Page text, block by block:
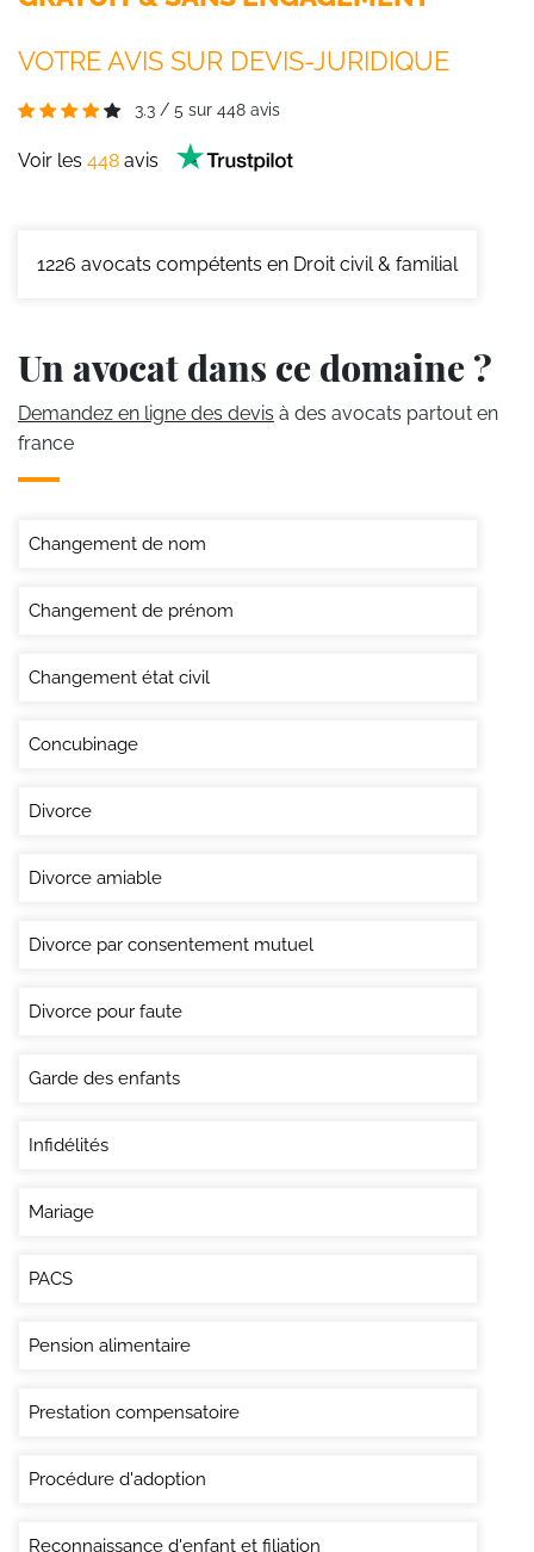
VOTRE AVIS SUR DEVIS-JURIDIQUE
3.3 / 5 sur 448 avis
Voir les 448 avis
1226 avocats compétents en Droit civil & familial
Un avocat dans ce domaine ?
Demandez en ligne des devis à des avocats partout en
france
Changement de nom
Changement de prénom
Changement état civil
Concubinage
Divorce
Divorce amiable
Divorce par consentement mutuel
Divorce pour faute
Garde des enfants
Infidélités
Mariage
PACS
Pension alimentaire
Prestation compensatoire
Procédure d'adoption
Reconnaissance d'enfant et filiation